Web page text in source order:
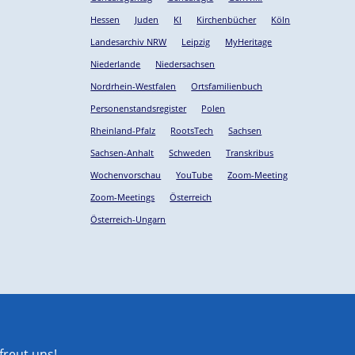
Hessen
Juden KI Kirchenbücher
Köln
Landesarchiv NRW
Leipzig
MyHeritage
Niederlande
Niedersachsen
Nordrhein-Westfalen
Ortsfamilienbuch
Personenstandsregister
Polen
Rheinland-Pfalz
RootsTech
Sachsen
Sachsen-Anhalt
Schweden
Transkribus
Wochenvorschau
YouTube
Zoom-Meeting
Zoom-Meetings
Österreich
Österreich-Ungarn